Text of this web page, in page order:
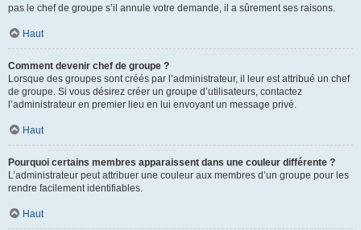
pas le chef de groupe s’il annule votre demande, il a sûrement ses raisons.
Haut
Comment devenir chef de groupe ?
Lorsque des groupes sont créés par l’administrateur, il leur est attribué un chef
de groupe. Si vous désirez créer un groupe d’utilisateurs, contactez
l’administrateur en premier lieu en lui envoyant un message privé.
Haut
Pourquoi certains membres apparaissent dans une couleur différente ?
L’administrateur peut attribuer une couleur aux membres d’un groupe pour les
rendre facilement identifiables.
Haut